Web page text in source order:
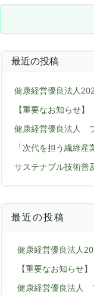
最近の投稿
健康経営優良法人
【重要なお知らせ】
健康経営優良法人
「次代を担う繊維
サステナブル技術普
最近の投稿
健康経営優良法人
【重要なお知らせ】
健康経営優良法人